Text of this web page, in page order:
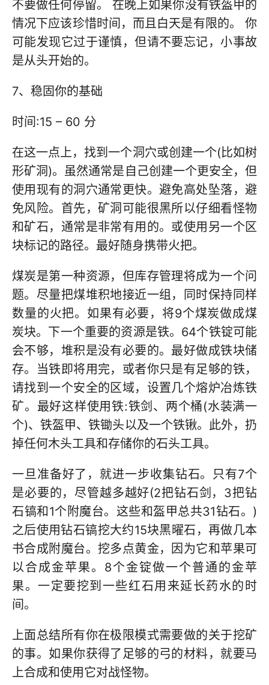
不要做任何停留。 在晚上如果你没有铁盔甲的
情况下应该珍惜时间，而且白天是有限的。 你
可能发现它过于谨慎，但请不要忘记，小事故
是从头开始的。
7、稳固你的基础
时间:15 – 60 分
在这一点上，找到一个洞穴或创建一个(比如树
形矿洞)。虽然通常是自己创建一个更安全，但
使用现有的洞穴通常更快。避免高处坠落，避
免风险。首先，矿洞可能很黑所以仔细看怪物
和矿石，通常是非常有用的。或使用另一个区
块标记的路径。最好随身携带火把。
煤炭是第一种资源，但库存管理将成为一个问
题。尽量把煤堆积地接近一组，同时保持同样
数量的火把。如果有必要，将9个煤炭做成煤
炭块。下一个重要的资源是铁。64个铁锭可能
会不够，堆积是没有必要的。最好做成铁块储
存。当铁即将用完，或者你只是有足够的铁，
请找到一个安全的区域，设置几个熔炉冶炼铁
矿。最好这样使用铁:铁剑、两个桶(水装满一
个)、铁盔甲、铁锄头以及一个铁锹。此外，扔
掉任何木头工具和存储你的石头工具。
一旦准备好了，就进一步收集钻石。只有7个
是必要的，尽管越多越好(2把钻石剑，3把钻
石镐和1个附魔台。这些和盔甲总共31钻石。)
之后使用钻石镐挖大约15块黑曜石，再做几本
书合成附魔台。挖多点黄金，因为它和苹果可
以合成金苹果。8个金锭做一个普通的金苹
果。一定要挖到一些红石用来延长药水的时
间。
上面总结所有你在极限模式需要做的关于挖矿
的事。如果你获得了足够的弓的材料，就要马
上合成和使用它对战怪物。